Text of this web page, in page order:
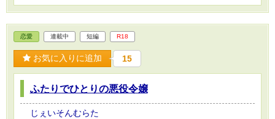
恋愛 連載中 短編 R18
お気に入りに追加 15
ふたりでひとりの悪役令嬢
じぇいそんむらた